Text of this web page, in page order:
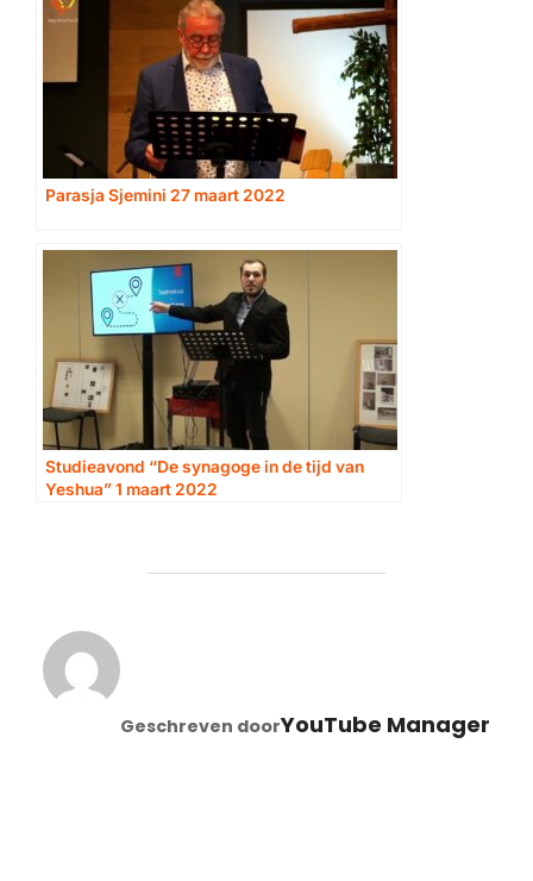
Parasja Sjemini 27 maart 2022
Studieavond “De synagoge in de tijd van
Yeshua” 1 maart 2022
Geschreven doorYouTube Manager